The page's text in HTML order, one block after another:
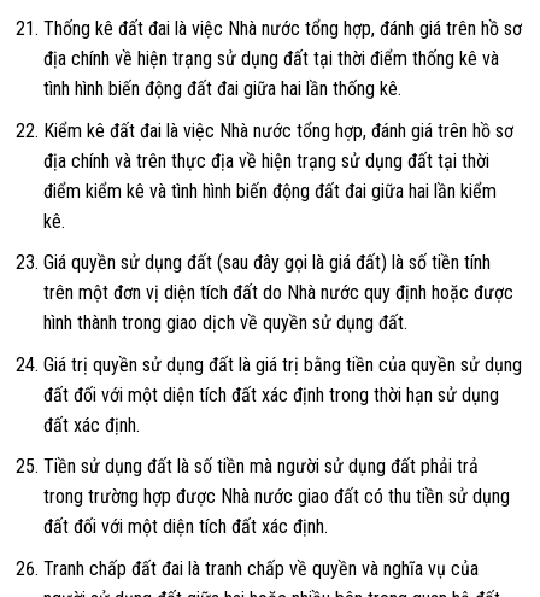
Thống kê đất đai là việc Nhà nước tổng hợp, đánh giá trên hồ sơ
địa chính về hiện trạng sử dụng đất tại thời điểm thống kê và
tình hình biến động đất đai giữa hai lần thống kê.
Kiểm kê đất đai là việc Nhà nước tổng hợp, đánh giá trên hồ sơ
địa chính và trên thực địa về hiện trạng sử dụng đất tại thời
điểm kiểm kê và tình hình biến động đất đai giữa hai lần kiểm
kê.
Giá quyền sử dụng đất (sau đây gọi là giá đất) là số tiền tính
trên một đơn vị diện tích đất do Nhà nước quy định hoặc được
hình thành trong giao dịch về quyền sử dụng đất.
Giá trị quyền sử dụng đất là giá trị bằng tiền của quyền sử dụng
đất đối với một diện tích đất xác định trong thời hạn sử dụng
đất xác định.
Tiền sử dụng đất là số tiền mà người sử dụng đất phải trả
trong trường hợp được Nhà nước giao đất có thu tiền sử dụng
đất đối với một diện tích đất xác định.
Tranh chấp đất đai là tranh chấp về quyền và nghĩa vụ của